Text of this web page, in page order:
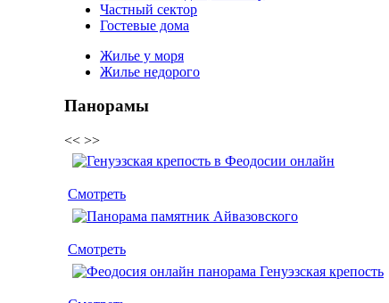
Частный сектор
Гостевые дома
Жилье у моря
Жилье недорого
Панорамы
<< >>
Смотреть
Смотреть